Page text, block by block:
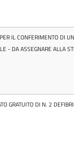
IL CONFERIMENTO DI
- DA ASSEGNARE ALLA
GRATUITO DI N. 2